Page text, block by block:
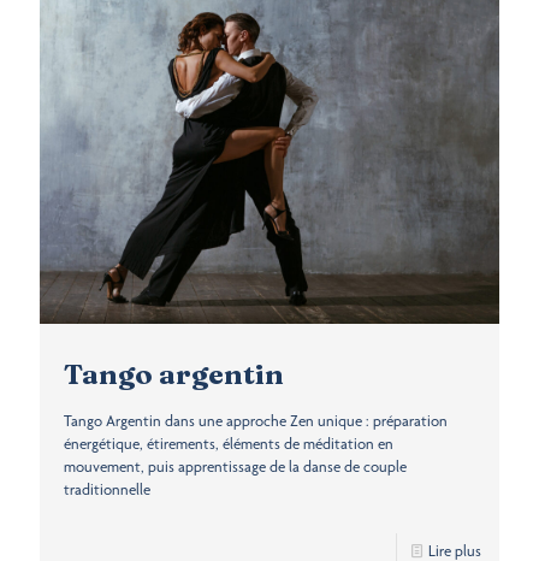
Tango argentin
Tango Argentin dans une approche Zen unique : préparation
énergétique, étirements, éléments de méditation en
mouvement, puis apprentissage de la danse de couple
traditionnelle
Lire plus